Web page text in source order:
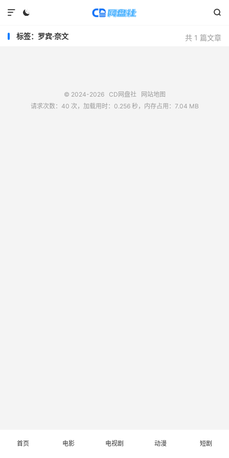
 

共 1 篇文章
标签：罗宾·奈文
© 2024-2026 CD网盘社
网站地图
请求次数：40 次，加载用时：0.256 秒，内存占用：7.04 MB
首页 电影 电视剧 动漫 短剧